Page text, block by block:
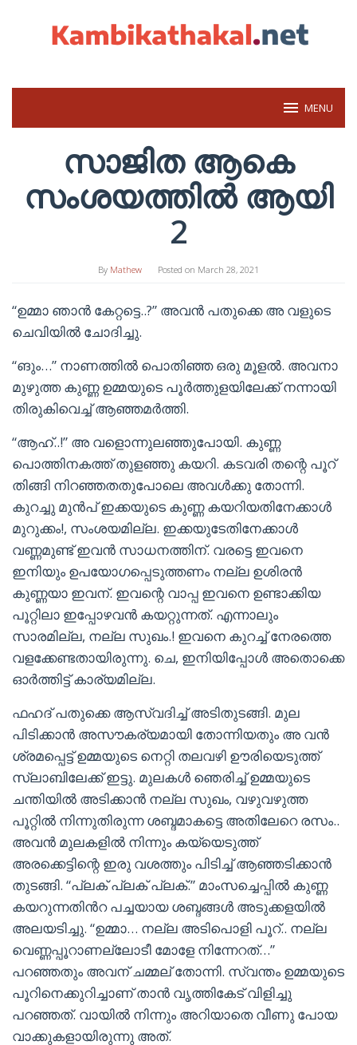
MENU
സാജിത ആകെ
സംശയത്തിൽ ആയി
2
By Mathew Posted on March 28, 2021
“ഉമ്മാ ഞാൻ കേറ്റട്ടെ..?” അവൻ പതുക്കെ അ വളുടെ
ചെവിയിൽ ചോദിച്ചു.
“ങും…” നാണത്തിൽ പൊതിഞ്ഞ ഒരു മൂളൽ. അവനാ
മുഴുത്ത കുണ്ണ ഉമ്മയുടെ പൂർത്തുളയിലേക്ക് നന്നായി
തിരുകിവെച്ച് ആഞ്ഞമർത്തി.
“ആഹ്..!” അ വളൊന്നുലഞ്ഞുപോയി. കുണ്ണ
പൊത്തിനകത്ത് തുളഞ്ഞു കയറി. കടവരി തന്റെ പൂറ്
തിങ്ങി നിറഞ്ഞതതുപോലെ അവൾക്കു തോന്നി.
കുറച്ചു മുൻപ് ഇക്കയുടെ കുണ്ണ കയറിയതിനേക്കാൾ
മുറുക്കം!, സംശയമില്ല. ഇക്കയുടേതിനേക്കാൾ
വണ്ണമുണ്ട് ഇവൻ സാധനത്തിന്. വരട്ടെ ഇവനെ
ഇനിയും ഉപയോഗപ്പെടുത്തണം നല്ല ഉശിരൻ
കുണ്ണയാ ഇവന്. ഇവന്റെ വാപ്പ ഇവനെ ഉണ്ടാക്കിയ
പൂറ്റിലാ ഇപ്പോഴവൻ കയറ്റുന്നത്. എന്നാലും
സാരമില്ല, നല്ല സുഖം.! ഇവനെ കുറച്ച് നേരത്തെ
വളക്കേണ്ടതായിരുന്നു. ചെ, ഇനിയിപ്പോൾ അതൊക്കെ
ഓർത്തിട്ട് കാര്യമില്ല.
ഫഹദ് പതുക്കെ ആസ്വദിച്ച് അടിതുടങ്ങി. മുല
പിടിക്കാൻ അസൗകര്യമായി തോന്നിയതും അ വൻ
ശ്രമപ്പെട്ട് ഉമ്മയുടെ നെറ്റി തലവഴി ഊരിയെടുത്ത്
സ്ലാബിലേക്ക് ഇട്ടു. മുലകൾ ഞെരിച്ച് ഉമ്മയുടെ
ചന്തിയിൽ അടിക്കാൻ നല്ല സുഖം, വഴുവഴുത്ത
പൂറ്റിൽ നിന്നുതിരുന്ന ശബ്ദമാകട്ടെ അതിലേറെ രസം..
അവൻ മുലകളിൽ നിന്നും കയ്യെടുത്ത്
അരക്കെട്ടിന്റെ ഇരു വശത്തും പിടിച്ച് ആഞ്ഞടിക്കാൻ
തുടങ്ങി. “പ്ലക് പ്ലക് പ്ലക്.” മാംസച്ചെപ്പിൽ കുണ്ണ
കയറുന്നതിൻറ പച്ചയായ ശബ്ദങ്ങൾ അടുക്കളയിൽ
അലയടിച്ചു. “ഉമ്മാ… നല്ല അടിപൊളി പൂറ്.. നല്ല
വെണ്ണപ്പൂറാണല്ലോടീ മോളേ നിന്നേറത്…”
പറഞ്ഞതും അവന് ചമ്മല് തോന്നി. സ്വന്തം ഉമ്മയുടെ
പൂറിനെക്കുറിച്ചാണ് താൻ വൃത്തികേട് വിളിച്ചു
പറഞ്ഞത്. വായിൽ നിന്നും അറിയാതെ വീണു പോയ
വാക്കുകളായിരുന്നു അത്.